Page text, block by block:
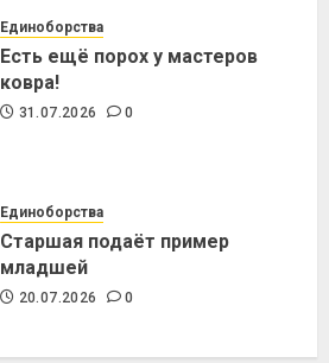
Единоборства
Есть ещё порох у мастеров
ковра!
31.07.2026 0
Единоборства
Старшая подаёт пример
младшей
20.07.2026 0